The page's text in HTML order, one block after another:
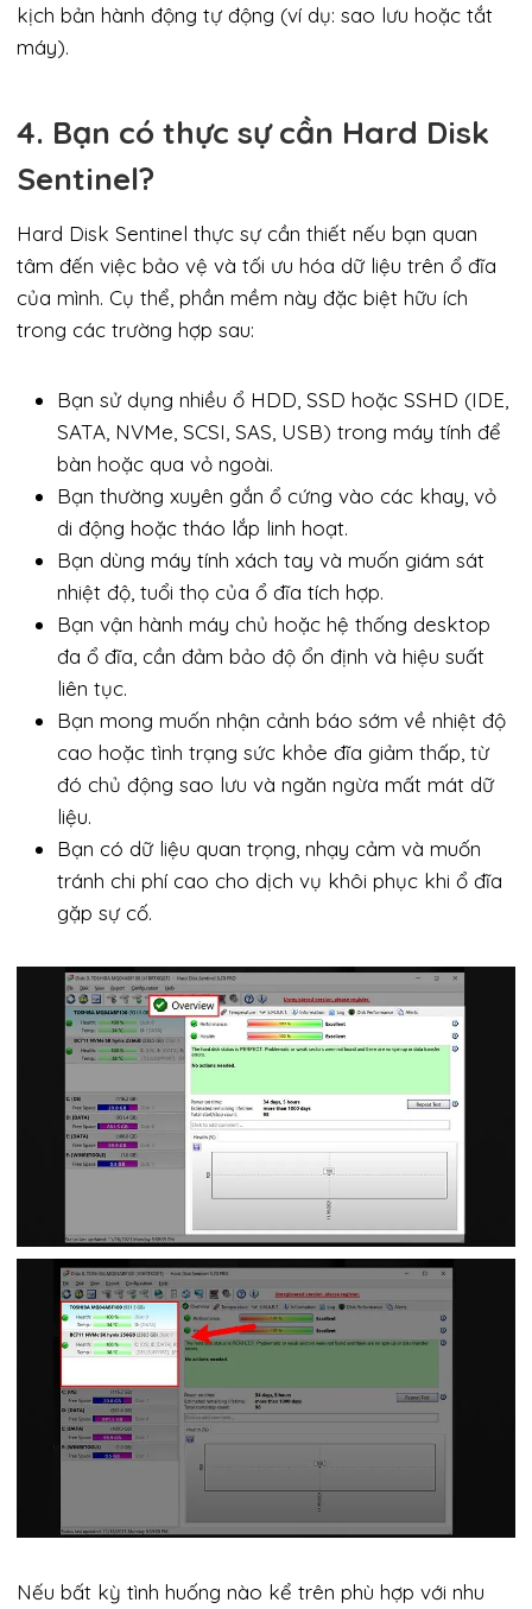
kịch bản hành động tự động (ví dụ: sao lưu hoặc tắt
máy).
4. Bạn có thực sự cần Hard Disk
Sentinel?
Hard Disk Sentinel thực sự cần thiết nếu bạn quan
tâm đến việc bảo vệ và tối ưu hóa dữ liệu trên ổ đĩa
của mình. Cụ thể, phần mềm này đặc biệt hữu ích
trong các trường hợp sau:
Bạn sử dụng nhiều ổ HDD, SSD hoặc SSHD (IDE,
SATA, NVMe, SCSI, SAS, USB) trong máy tính để
bàn hoặc qua vỏ ngoài.
Bạn thường xuyên gắn ổ cứng vào các khay, vỏ
di động hoặc tháo lắp linh hoạt.
Bạn dùng máy tính xách tay và muốn giám sát
nhiệt độ, tuổi thọ của ổ đĩa tích hợp.
Bạn vận hành máy chủ hoặc hệ thống desktop
đa ổ đĩa, cần đảm bảo độ ổn định và hiệu suất
liên tục.
Bạn mong muốn nhận cảnh báo sớm về nhiệt độ
cao hoặc tình trạng sức khỏe đĩa giảm thấp, từ
đó chủ động sao lưu và ngăn ngừa mất mát dữ
liệu.
Bạn có dữ liệu quan trọng, nhạy cảm và muốn
tránh chi phí cao cho dịch vụ khôi phục khi ổ đĩa
gặp sự cố.
Nếu bất kỳ tình huống nào kể trên phù hợp với nhu